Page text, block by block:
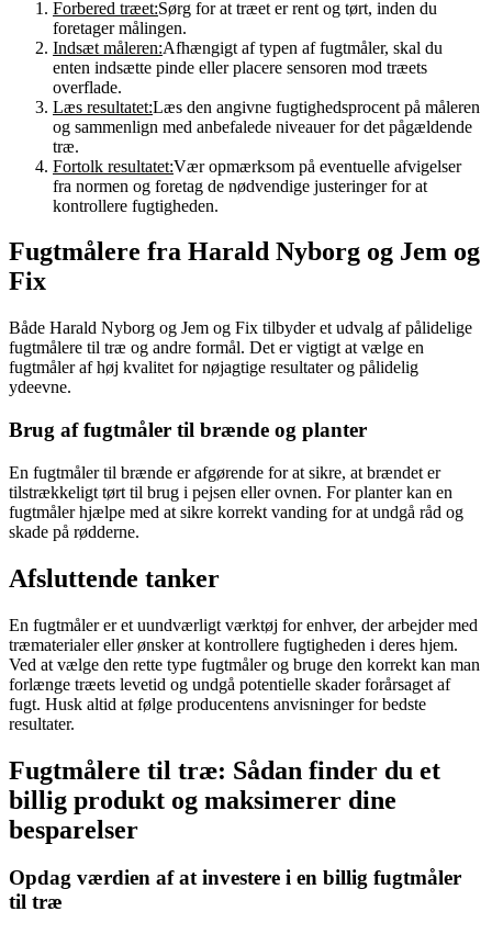
Forbered træet:Sørg for at træet er rent og tørt, inden du
foretager målingen.
Indsæt måleren:Afhængigt af typen af fugtmåler, skal du
enten indsætte pinde eller placere sensoren mod træets
overflade.
Læs resultatet:Læs den angivne fugtighedsprocent på måleren
og sammenlign med anbefalede niveauer for det pågældende
træ.
Fortolk resultatet:Vær opmærksom på eventuelle afvigelser
fra normen og foretag de nødvendige justeringer for at
kontrollere fugtigheden.
Fugtmålere fra Harald Nyborg og Jem og
Fix
Både Harald Nyborg og Jem og Fix tilbyder et udvalg af pålidelige
fugtmålere til træ og andre formål. Det er vigtigt at vælge en
fugtmåler af høj kvalitet for nøjagtige resultater og pålidelig
ydeevne.
Brug af fugtmåler til brænde og planter
En fugtmåler til brænde er afgørende for at sikre, at brændet er
tilstrækkeligt tørt til brug i pejsen eller ovnen. For planter kan en
fugtmåler hjælpe med at sikre korrekt vanding for at undgå råd og
skade på rødderne.
Afsluttende tanker
En fugtmåler er et uundværligt værktøj for enhver, der arbejder med
træmaterialer eller ønsker at kontrollere fugtigheden i deres hjem.
Ved at vælge den rette type fugtmåler og bruge den korrekt kan man
forlænge træets levetid og undgå potentielle skader forårsaget af
fugt. Husk altid at følge producentens anvisninger for bedste
resultater.
Fugtmålere til træ: Sådan finder du et
billig produkt og maksimerer dine
besparelser
Opdag værdien af at investere i en billig fugtmåler
til træ